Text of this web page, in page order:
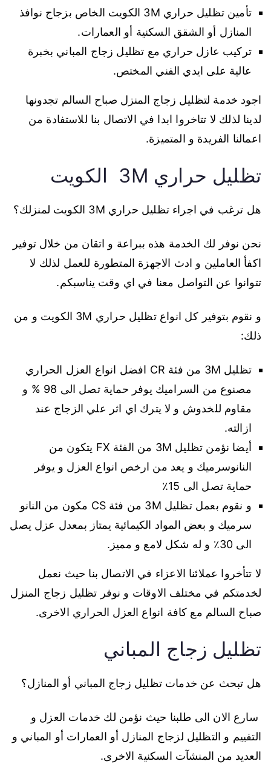
تأمين تظليل حراري 3M الكويت الخاص بزجاج نوافذ
المنازل أو الشقق السكنية أو العمارات.
تركيب عازل حراري مع تظليل زجاج المباني بخبرة
عالية على ايدي الفني المختص.
اجود خدمة لتظليل زجاج المنزل صباح السالم تجدونها
لدينا لذلك لا تتاخروا ابدا في الاتصال بنا للاستفادة من
اعمالنا الفريدة و المتميزة.
تظليل حراري 3M الكويت
هل ترغب في اجراء تظليل حراري 3M الكويت لمنزلك؟
نحن نوفر لك الخدمة هذه ببراعة و اتقان من خلال توفير
اكفأ العاملين و ادث الاجهزة المتطورة للعمل لذلك لا
تتوانوا عن التواصل معنا في اي وقت يناسبكم.
و نقوم بتوفير كل انواع تظليل حراري 3M الكويت و من
ذلك:
تظليل 3M من فئة CR افضل انواع العزل الحراري
مصنوع من السراميك يوفر حماية تصل الى 98 % و
مقاوم للخدوش و لا يترك اي اثر علي الزجاج عند
ازالته.
أيضا نؤمن تظليل 3M من الفئة FX يتكون من
النانوسرميك و يعد من ارخص انواع العزل و يوفر
حماية تصل الى 15٪
و نقوم بعمل تظليل 3M من فئة CS مكون من النانو
سرميك و بعض المواد الكيمائية يمتاز بمعدل عزل يصل
الى 30٪ و له شكل لامع و مميز.
لا تتأخروا عملائنا الاعزاء في الاتصال بنا حيث نعمل
لخدمتكم في مختلف الاوقات و نوفر تظليل زجاج المنزل
صباح السالم مع كافة انواع العزل الحراري الاخرى.
تظليل زجاج المباني
هل تبحث عن خدمات تظليل زجاج المباني أو المنازل؟
سارع الان الى طلبنا حيث نؤمن لك خدمات العزل و
التفييم و التظليل لزجاج المنازل أو العمارات أو المباني و
العديد من المنشآت السكنية الاخرى.